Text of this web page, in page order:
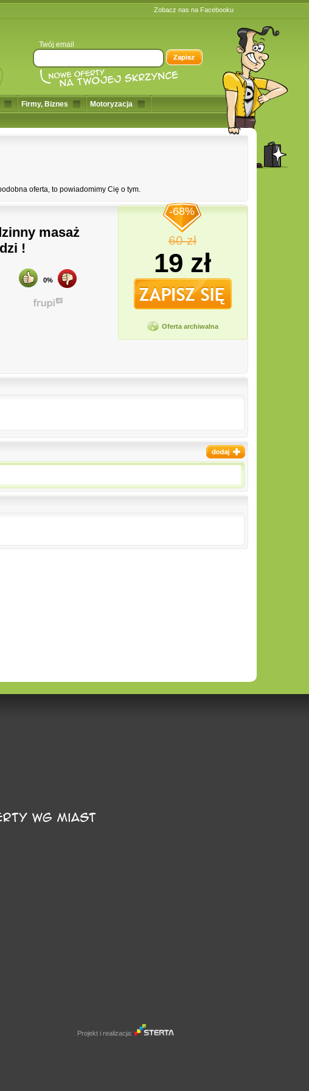
Twój email
Zobacz nas na Facebooku
Firmy, Biznes
Motoryzacja
oferta, to powiadomimy Cię o tym.
masaż
!
0%
-68%
60 zł
19 zł
Oferta archiwalna
Projekt i realizacja: